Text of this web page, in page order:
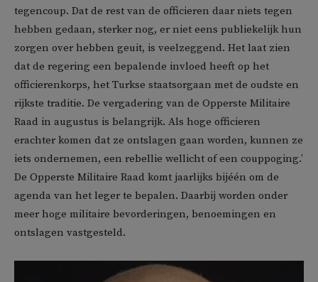
tegencoup. Dat de rest van de officieren daar niets tegen
hebben gedaan, sterker nog, er niet eens publiekelijk hun
zorgen over hebben geuit, is veelzeggend. Het laat zien
dat de regering een bepalende invloed heeft op het
officierenkorps, het Turkse staatsorgaan met de oudste en
rijkste traditie. De vergadering van de Opperste Militaire
Raad in augustus is belangrijk. Als hoge officieren
erachter komen dat ze ontslagen gaan worden, kunnen ze
iets ondernemen, een rebellie wellicht of een couppoging.’
De Opperste Militaire Raad komt jaarlijks bijéén om de
agenda van het leger te bepalen. Daarbij worden onder
meer hoge militaire bevorderingen, benoemingen en
ontslagen vastgesteld.